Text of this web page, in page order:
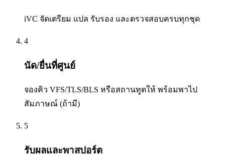
iVC จัดเตรียม แปล รับรอง และตรวจสอบครบทุกชุด
4
นัด/ยื่นที่ศูนย์
จองคิว VFS/TLS/BLS หรือสถานทูตให้ พร้อมพาไป
สัมภาษณ์ (ถ้ามี)
5
รับผลและพาสปอร์ต